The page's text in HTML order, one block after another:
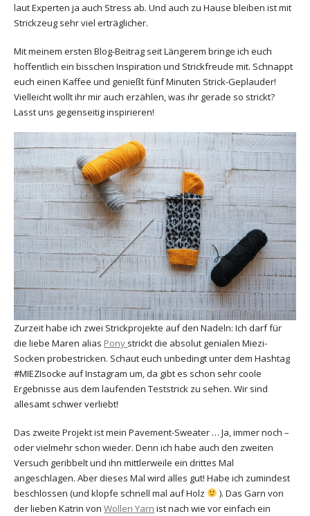
laut Experten ja auch Stress ab. Und auch zu Hause bleiben ist mit
Strickzeug sehr viel erträglicher.
Mit meinem ersten Blog-Beitrag seit Längerem bringe ich euch
hoffentlich ein bisschen Inspiration und Strickfreude mit. Schnappt
euch einen Kaffee und genießt fünf Minuten Strick-Geplauder!
Vielleicht wollt ihr mir auch erzählen, was ihr gerade so strickt?
Lasst uns gegenseitig inspirieren!
Zurzeit habe ich zwei Strickprojekte auf den Nadeln: Ich darf für
die liebe Maren alias Pony strickt die absolut genialen Miezi-
Socken probestricken. Schaut euch unbedingt unter dem Hashtag
#MIEZIsocke auf Instagram um, da gibt es schon sehr coole
Ergebnisse aus dem laufenden Teststrick zu sehen. Wir sind
allesamt schwer verliebt!
Das zweite Projekt ist mein Pavement-Sweater … Ja, immer noch –
oder vielmehr schon wieder. Denn ich habe auch den zweiten
Versuch geribbelt und ihn mittlerweile ein drittes Mal
angeschlagen. Aber dieses Mal wird alles gut! Habe ich zumindest
beschlossen (und klopfe schnell mal auf Holz
). Das Garn von
der lieben Katrin von Wollen Yarn ist nach wie vor einfach ein